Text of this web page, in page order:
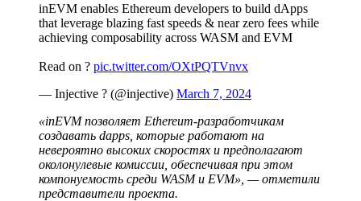
inEVM enables Ethereum developers to build dApps
that leverage blazing fast speeds & near zero fees while
achieving composability across WASM and EVM
Read on ? pic.twitter.com/OXtPQTVnvx
— Injective ? (@injective) March 7, 2024
«inEVM позволяет Ethereum-разработчикам
создавать dapps , которые работают на
невероятно высоких скоростях и предполагают
околонулевые комиссии, обеспечивая при этом
компонуемость среди WASM и EVM», — отметили
представители проекта.